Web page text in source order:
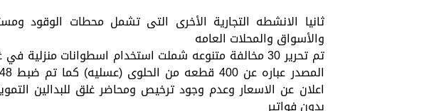
ثانيا الانشطه التجارية الأخرى التى تشمل محطات الوقود
والأسواق والمحلات العامه
تم تحرير 30 مخالفة متنوعه شملت استخدام اسطوانات
بدون فواتير